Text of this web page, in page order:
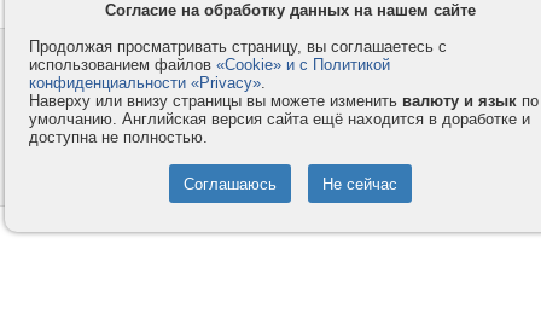
Контакты
Компания
Privacy и Cookie
Услуги
Как оплатить
Помощь
© 2008-2026
- Все права защищены.
Согласие на обработку данных на нашем сайте
Продолжая просматривать страницу, вы соглашаетесь с
использованием файлов «Cookie» и с Политикой
конфиденциальности «Privacy».
Наверху или внизу страницы вы можете изменить валюту и язык по
умолчанию. Английская версия сайта ещё находится в доработке и
доступна не полностью.